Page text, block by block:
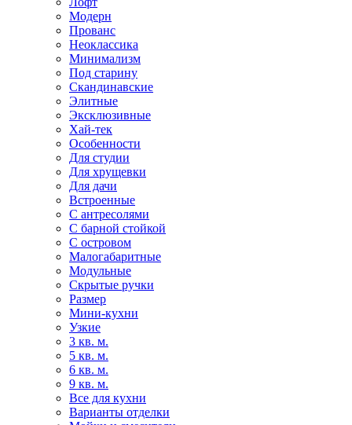
Модерн
Прованс
Неоклассика
Минимализм
Под старину
Скандинавские
Элитные
Эксклюзивные
Хай-тек
Особенности
Для студии
Для хрущевки
Для дачи
Встроенные
С антресолями
С барной стойкой
С островом
Малогабаритные
Модульные
Скрытые ручки
Размер
Мини-кухни
Узкие
3 кв. м.
5 кв. м.
6 кв. м.
9 кв. м.
Все для кухни
Варианты отделки